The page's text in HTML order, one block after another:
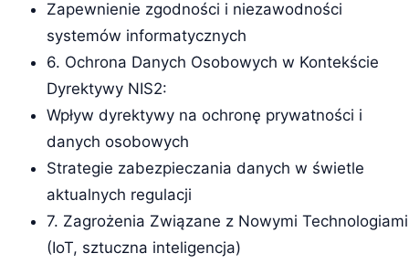
Zapewnienie zgodności i niezawodności
systemów informatycznych
6. Ochrona Danych Osobowych w Kontekście
Dyrektywy NIS2:
Wpływ dyrektywy na ochronę prywatności i
danych osobowych
Strategie zabezpieczania danych w świetle
aktualnych regulacji
7. Zagrożenia Związane z Nowymi Technologiami
(IoT, sztuczna inteligencja)